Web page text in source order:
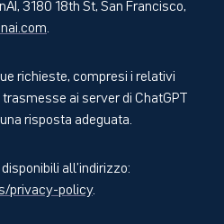
richieste, compresi i relativi
ai server di ChatGPT
risposta adeguata.
all’indirizzo:
privacy-policy.